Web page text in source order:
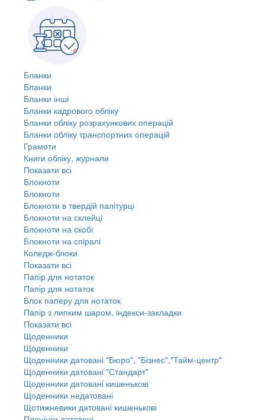
Бланки
Бланки
Бланки інші
Бланки кадрового обліку
Бланки обліку розрахункових операцій
Бланки обліку транспортних операцій
Грамоти
Книги обліку, журнали
Показати всі
Блокноти
Блокноти
Блокноти в твердій палітурці
Блокноти на склейці
Блокноти на скобі
Блокноти на спіралі
Коледж-блоки
Показати всі
Папір для нотаток
Папір для нотаток
Блок паперу для нотаток
Папір з липким шаром, індекси-закладки
Показати всі
Щоденники
Щоденники
Щоденники датовані "Бюро", "Бізнес","Тайм-центр"
Щоденники датовані "Стандарт"
Щоденники датовані кишенькові
Щоденники недатовані
Щотижневики датовані кишенькові